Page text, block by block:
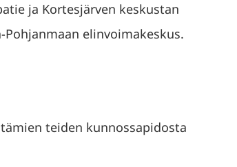
ja Kortesjärven keskustan
elinvoimakeskus.
teiden kunnossapidosta